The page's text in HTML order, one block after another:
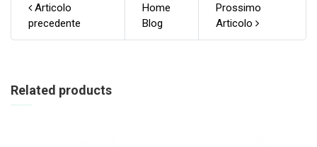
Articolo
precedente
Home
Blog
Prossimo
Articolo
Related products